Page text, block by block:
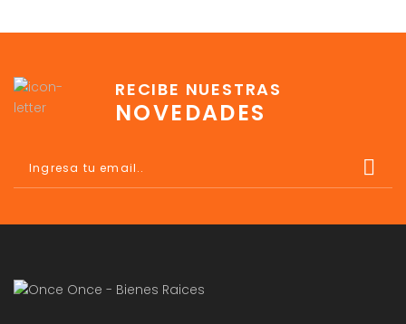
RECIBE NUESTRAS
NOVEDADES